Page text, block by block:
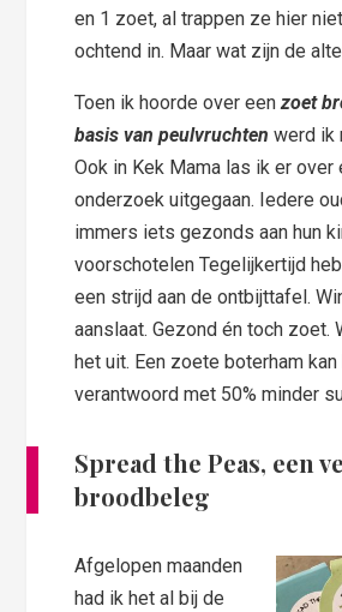
en 1 zoet, al trappen ze hier
ochtend in. Maar wat zijn de
Toen ik hoorde over eenzoet
basis van peulvruchten werd ik
Ook in Kek Mama las ik er over
onderzoek uitgegaan. Iedere
immers iets gezonds aan hun
voorschotelen Tegelijkertijd
een strijd aan de ontbijttafel.
aanslaat. Gezond én toch zoet.
het uit. Een zoete boterham
verantwoord met 50% minder
Spread the Peas, een
broodbeleg
Afgelopen maanden
had ik het al bij de